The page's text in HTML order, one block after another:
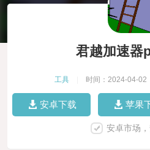
君越加速器
工具 时间：2024-04-02
安卓下载 苹果
安卓市场